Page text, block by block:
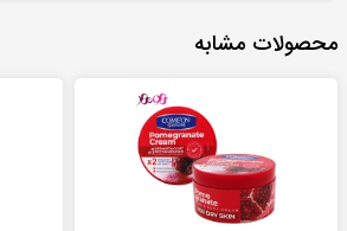
محصولات مشابه